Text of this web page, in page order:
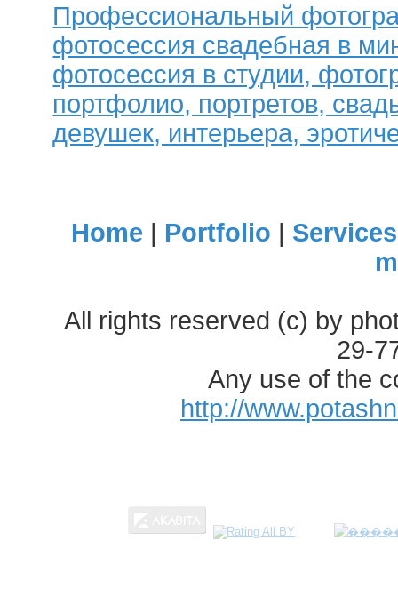
Профессиональный
фотосессия свадебная в
фотосессия в студии,
портфолио, портретов,
девушек, интерьера,
Home | Portfolio | Services
All rights reserved (c) by
29-
Any use of the
http://